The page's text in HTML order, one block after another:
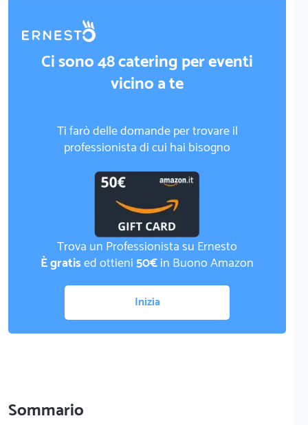
Ci sono 48 catering per eventi
vicino a te
Ti farò delle domande per trovare il
professionista di cui hai bisogno
Trova un Professionista su Ernesto
È gratised ottieni50€in Buono Amazon
Inizia
Sommario